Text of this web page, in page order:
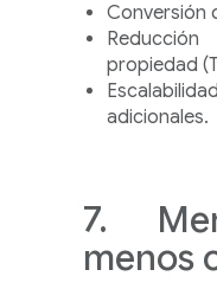
Conversión
propiedad
adicionales.
7.
menos